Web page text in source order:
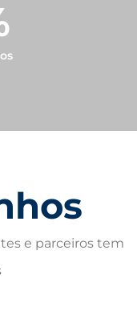
e parceiros tem